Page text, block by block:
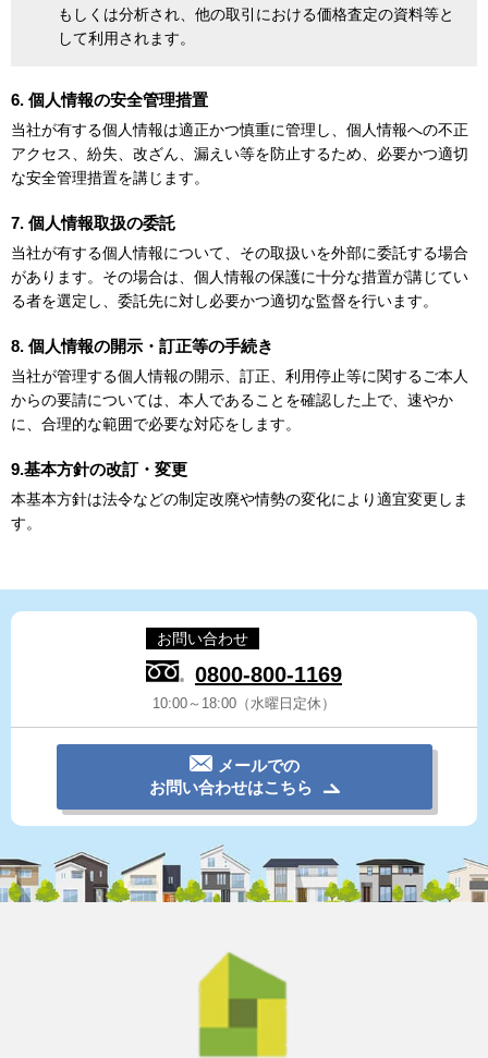
もしくは分析され、他の取引における価格査定の資料等と
して利用されます。
6. 個人情報の安全管理措置
当社が有する個人情報は適正かつ慎重に管理し、個人情報への不正
アクセス、紛失、改ざん、漏えい等を防止するため、必要かつ適切
な安全管理措置を講じます。
7. 個人情報取扱の委託
当社が有する個人情報について、その取扱いを外部に委託する場合
があります。その場合は、個人情報の保護に十分な措置が講じてい
る者を選定し、委託先に対し必要かつ適切な監督を行います。
8. 個人情報の開示・訂正等の手続き
当社が管理する個人情報の開示、訂正、利用停止等に関するご本人
からの要請については、本人であることを確認した上で、速やか
に、合理的な範囲で必要な対応をします。
9.基本方針の改訂・変更
本基本方針は法令などの制定改廃や情勢の変化により適宜変更しま
す。
お問い合わせ
0800-800-1169
10:00～18:00（水曜日定休）
メールでの
お問い合わせはこちら